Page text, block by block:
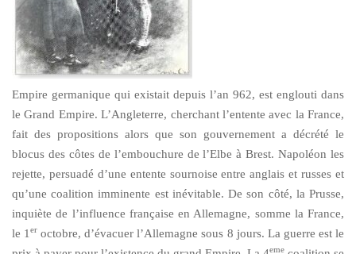
Empire germanique qui existait depuis l’an 962, est englouti dans
le Grand Empire. L’Angleterre, cherchant l’entente avec la France,
fait des propositions alors que son gouvernement a décrété le
blocus des côtes de l’embouchure de l’Elbe à Brest. Napoléon les
rejette, persuadé d’une entente sournoise entre anglais et russes et
qu’une coalition imminente est inévitable. De son côté, la Prusse,
inquiète de l’influence française en Allemagne, somme la France,
le 1er octobre, d’évacuer l’Allemagne sous 8 jours. La guerre est le
eme